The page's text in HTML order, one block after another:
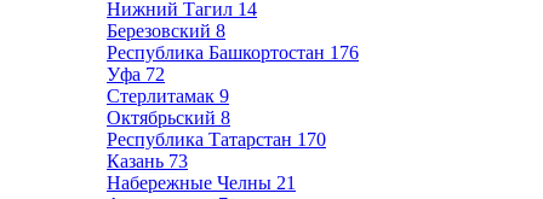
Нижний Тагил 14
Березовский 8
Республика Башкортостан 176
Уфа 72
Стерлитамак 9
Октябрьский 8
Республика Татарстан 170
Казань 73
Набережные Челны 21